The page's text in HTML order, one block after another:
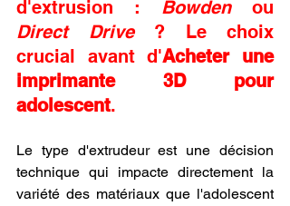
d'extrusion : Bowden
Direct Drive ? Le choix
crucial avant d'Acheter une
imprimante 3D pour
adolescent.
Le type d'extrudeur est une décision
technique qui impacte directement la
variété des matériaux que l'adolescent